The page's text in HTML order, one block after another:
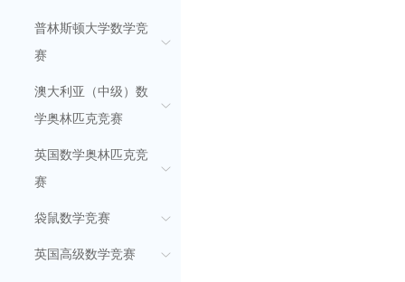
普林斯顿大学数学竞
赛
澳大利亚（中级）数
学奥林匹克竞赛
英国数学奥林匹克竞
赛
袋鼠数学竞赛
英国高级数学竞赛